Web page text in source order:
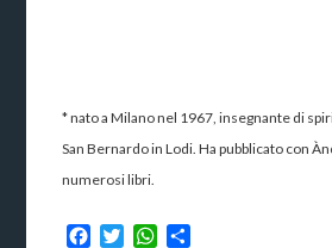
* nato a Milano nel 1967, insegnante di
San Bernardo in Lodi. Ha pubblicato con
numerosi libri.
Facebook
TwitterWhatsApp